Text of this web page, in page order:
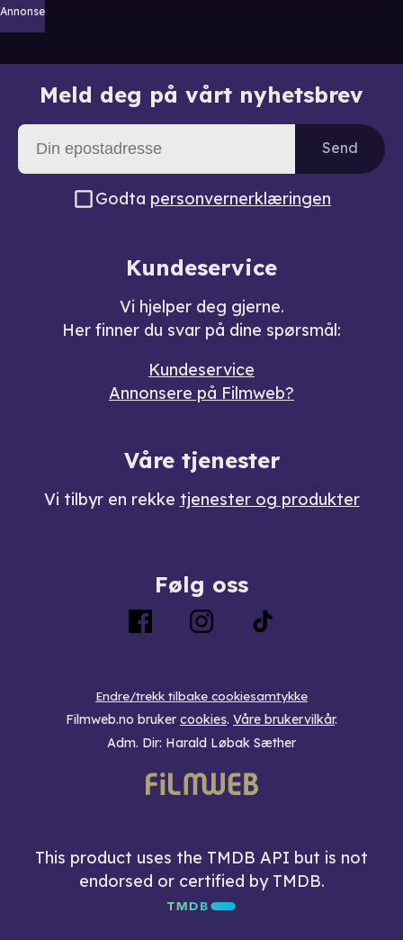
Annonse
Meld deg på vårt nyhetsbrev
Send
Godta personvernerklæringen
Kundeservice
Vi hjelper deg gjerne.
Her finner du svar på dine spørsmål:
Kundeservice
Annonsere på Filmweb?
Våre tjenester
Vi tilbyr en rekke tjenester og produkter
Følg oss
Endre/trekk tilbake cookiesamtykke
Filmweb.no bruker cookies. Våre brukervilkår.
Adm. Dir: Harald Løbak Sæther
This product uses the TMDB API but is not
endorsed or certified by TMDB.